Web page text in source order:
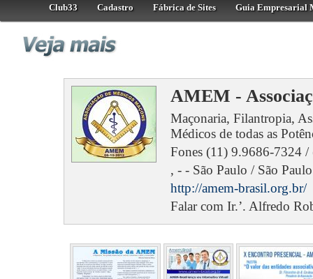
Club33 Cadastro Fábrica de Sites Guia Empresarial
AMEM -
Maçonaria, Filantropia,
Médicos de todas as
Fones (11) 9.9686-7324
, - - São Paulo / São
http://amem-brasil.org.br/
Falar com Ir.’. Alfredo